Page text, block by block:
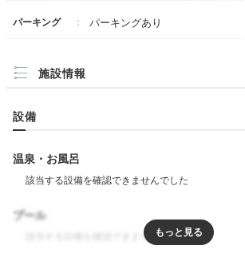
パーキング パーキングあり
施設情報
設備
温泉・お風呂
プール